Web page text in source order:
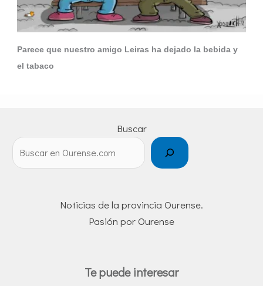
Parece que nuestro amigo Leiras ha dejado la bebida y
el tabaco
Buscar
Noticias de la provincia Ourense.
Pasión por Ourense
Te puede interesar